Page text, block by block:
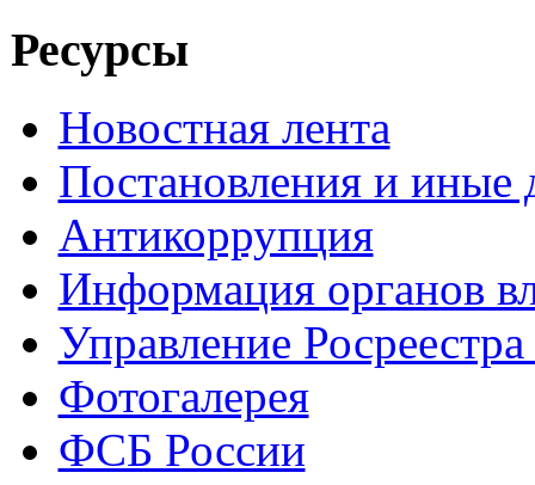
Ресурсы
Новостная лента
Постановления и иные
Антикоррупция
Информация органов
Управление
Фотогалерея
ФСБ России